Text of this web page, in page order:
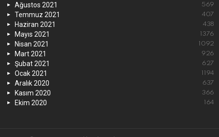
Ağustos 2021 569
Temmuz 2021 407
Haziran 2021 438
Mayıs 2021 1376
Nisan 2021 1092
Mart 2021 926
Şubat 2021 627
Ocak 2021 1194
Aralık 2020 637
Kasım 2020 366
Ekim 2020 164